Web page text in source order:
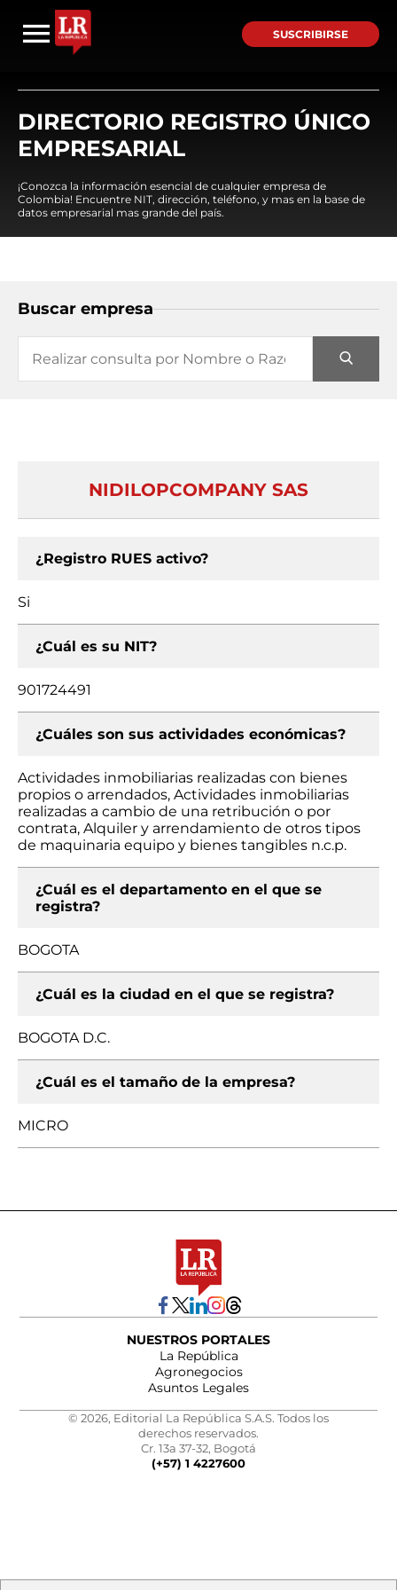
SUSCRIBIRSE
DIRECTORIO REGISTRO ÚNICO
EMPRESARIAL
¡Conozca la información esencial de cualquier empresa de
Colombia! Encuentre NIT, dirección, teléfono, y mas en la base de
datos empresarial mas grande del país.
Buscar empresa
NIDILOPCOMPANY SAS
¿Registro RUES activo?
Si
¿Cuál es su NIT?
901724491
¿Cuáles son sus actividades económicas?
Actividades inmobiliarias realizadas con bienes
propios o arrendados, Actividades inmobiliarias
realizadas a cambio de una retribución o por
contrata, Alquiler y arrendamiento de otros tipos
de maquinaria equipo y bienes tangibles n.c.p.
¿Cuál es el departamento en el que se
registra?
BOGOTA
¿Cuál es la ciudad en el que se registra?
BOGOTA D.C.
¿Cuál es el tamaño de la empresa?
MICRO
NUESTROS PORTALES
La República
Agronegocios
Asuntos Legales
© 2026, Editorial La República S.A.S. Todos los
derechos reservados.
Cr. 13a 37-32, Bogotá
(+57) 1 4227600